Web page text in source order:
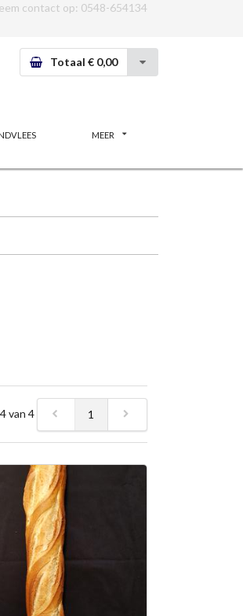
contact op: 0548-654134
Totaal € 0,00
MEER
van 4 1